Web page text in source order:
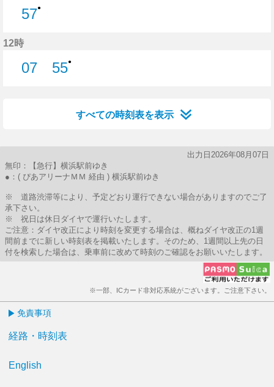
57●
12時
07
55●
すべての時刻表を表示
出力日2026年08月07日
無印：【急行】横浜駅前ゆき
●：( ぴあアリーナＭＭ 経由 ) 横浜駅前ゆき
※ 道路渋滞等により、予定どおり運行できない場合がありますのでご了
承下さい。
※ 祝日は休日ダイヤで運行いたします。
ご注意：ダイヤ改正により時刻を変更する場合は、概ねダイヤ改正の1週
間前までに新しい時刻表を掲載いたします。そのため、1週間以上先の日
付を検索した場合は、乗車前に改めて時刻のご確認をお願いいたします。
※一部、ICカード非対応系統がございます。ご注意下さい。
免責事項
経路・時刻表
English